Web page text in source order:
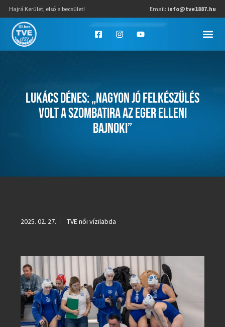
Hajrá Kerület, első a becsület! Email: info@tve1887.hu
LUKÁCS DÉNES: „NAGYON JÓ FELKÉSZÜLÉS
VOLT A SZOMBATIRA AZ EGER ELLENI
BAJNOKI”
2025. 02. 27. TVE női vízilabda